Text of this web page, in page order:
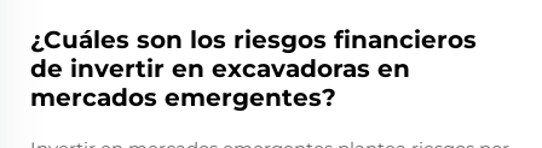
¿Cuáles son los riesgos financieros
de invertir en excavadoras en
mercados emergentes?